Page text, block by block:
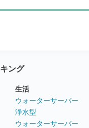
ング
生活
ウォーターサーバー
浄水型
ウォーターサーバー